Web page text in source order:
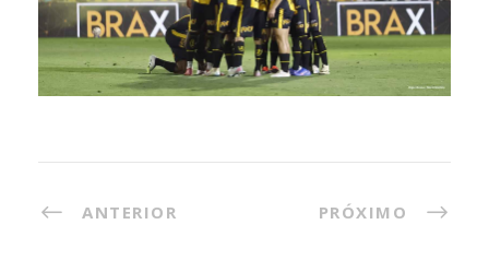
ANTERIOR PRÓXIMO